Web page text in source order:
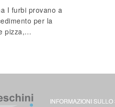
I furbi provano a
per la
pizza,…
INFORMAZIONI SULLO